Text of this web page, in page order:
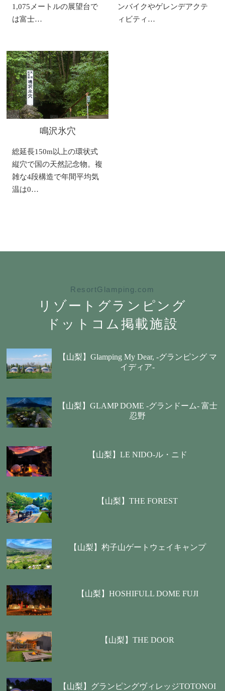
1,075メートルの展望台で
は富士…
ンバイクやゲレンデアクテ
ィビティ…
鳴沢氷穴
総延長150m以上の環状式
縦穴で国の天然記念物。複
雑な4段構造で年間平均気
温は0…
ResortGlamping.com
リゾートグランピング
ドットコム掲載施設
【山梨】Glamping My Dear, -グランピング マ
イディア-
【山梨】GLAMP DOME -グランドーム- 富士
忍野
【山梨】LE NIDO-ル・ニド
【山梨】THE FOREST
【山梨】杓子山ゲートウェイキャンプ
【山梨】HOSHIFULL DOME FUJI
【山梨】THE DOOR
【山梨】グランピングヴィレッジTOTONOI